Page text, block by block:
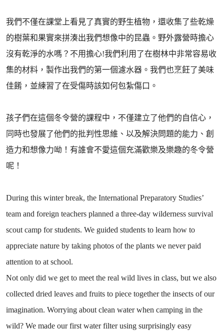
我們不僅在課堂上看見了真實的野生植物，還收集了些乾燥
的樹葉和果實來拼湊出我們想像中的昆蟲。野外露營時擔心
沒有乾淨的水嗎？不用擔心!我們利用了在樹林中非常容易收
集的材料，製作出我們的第一個濾水器。我們也烹飪了美味
佳餚，並練習了在受傷時該如何包紮傷口。
孩子們在這個冬令營的課程中，不僅建立了他們的自信心，
同時也發展了他們的批判性思維、以及解決問題的能力、創
造力和想像力呦！有誰會不愛這個充滿歡樂及樂趣的冬令營
呢！
During this winter break, the International Preparatory Studies’
team and foreign teachers planned a three-day wilderness survival
scout camp for students. We guided students to learn how to
appreciate nature by taking photos of the plants we never paid
attention to at school.
Not only did we get to meet the real wild lives in class, but we also
collected dried leaves and fruits to piece together the insects of our
imagination. Worrying about clean water when camping in the
wild? We made our first water filter using surprisingly easy